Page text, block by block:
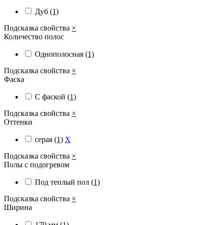
Дуб (1)
Подсказка свойства ×
Количество полос
Однополосная (1)
Подсказка свойства ×
Фаска
С фаской (1)
Подсказка свойства ×
Оттенки
серая (1) X
Подсказка свойства ×
Полы с подогревом
Под теплый пол (1)
Подсказка свойства ×
Ширина